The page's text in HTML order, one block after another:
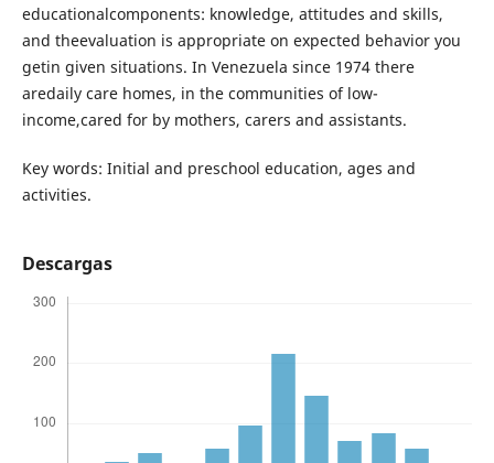
educationalcomponents: knowledge, attitudes and skills,
and theevaluation is appropriate on expected behavior you
getin given situations. In Venezuela since 1974 there
aredaily care homes, in the communities of low-
income,cared for by mothers, carers and assistants.
Key words: Initial and preschool education, ages and
activities.
Descargas